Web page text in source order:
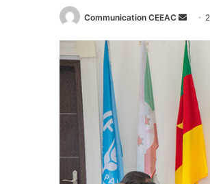
Communication CEEAC
n
d
m